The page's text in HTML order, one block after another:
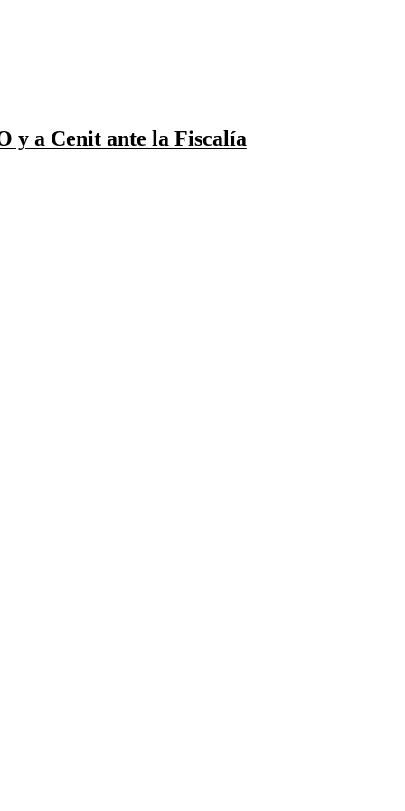
y a Cenit ante la Fiscalía